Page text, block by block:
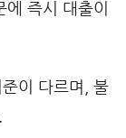
즉시 대출이
이 다르며, 불